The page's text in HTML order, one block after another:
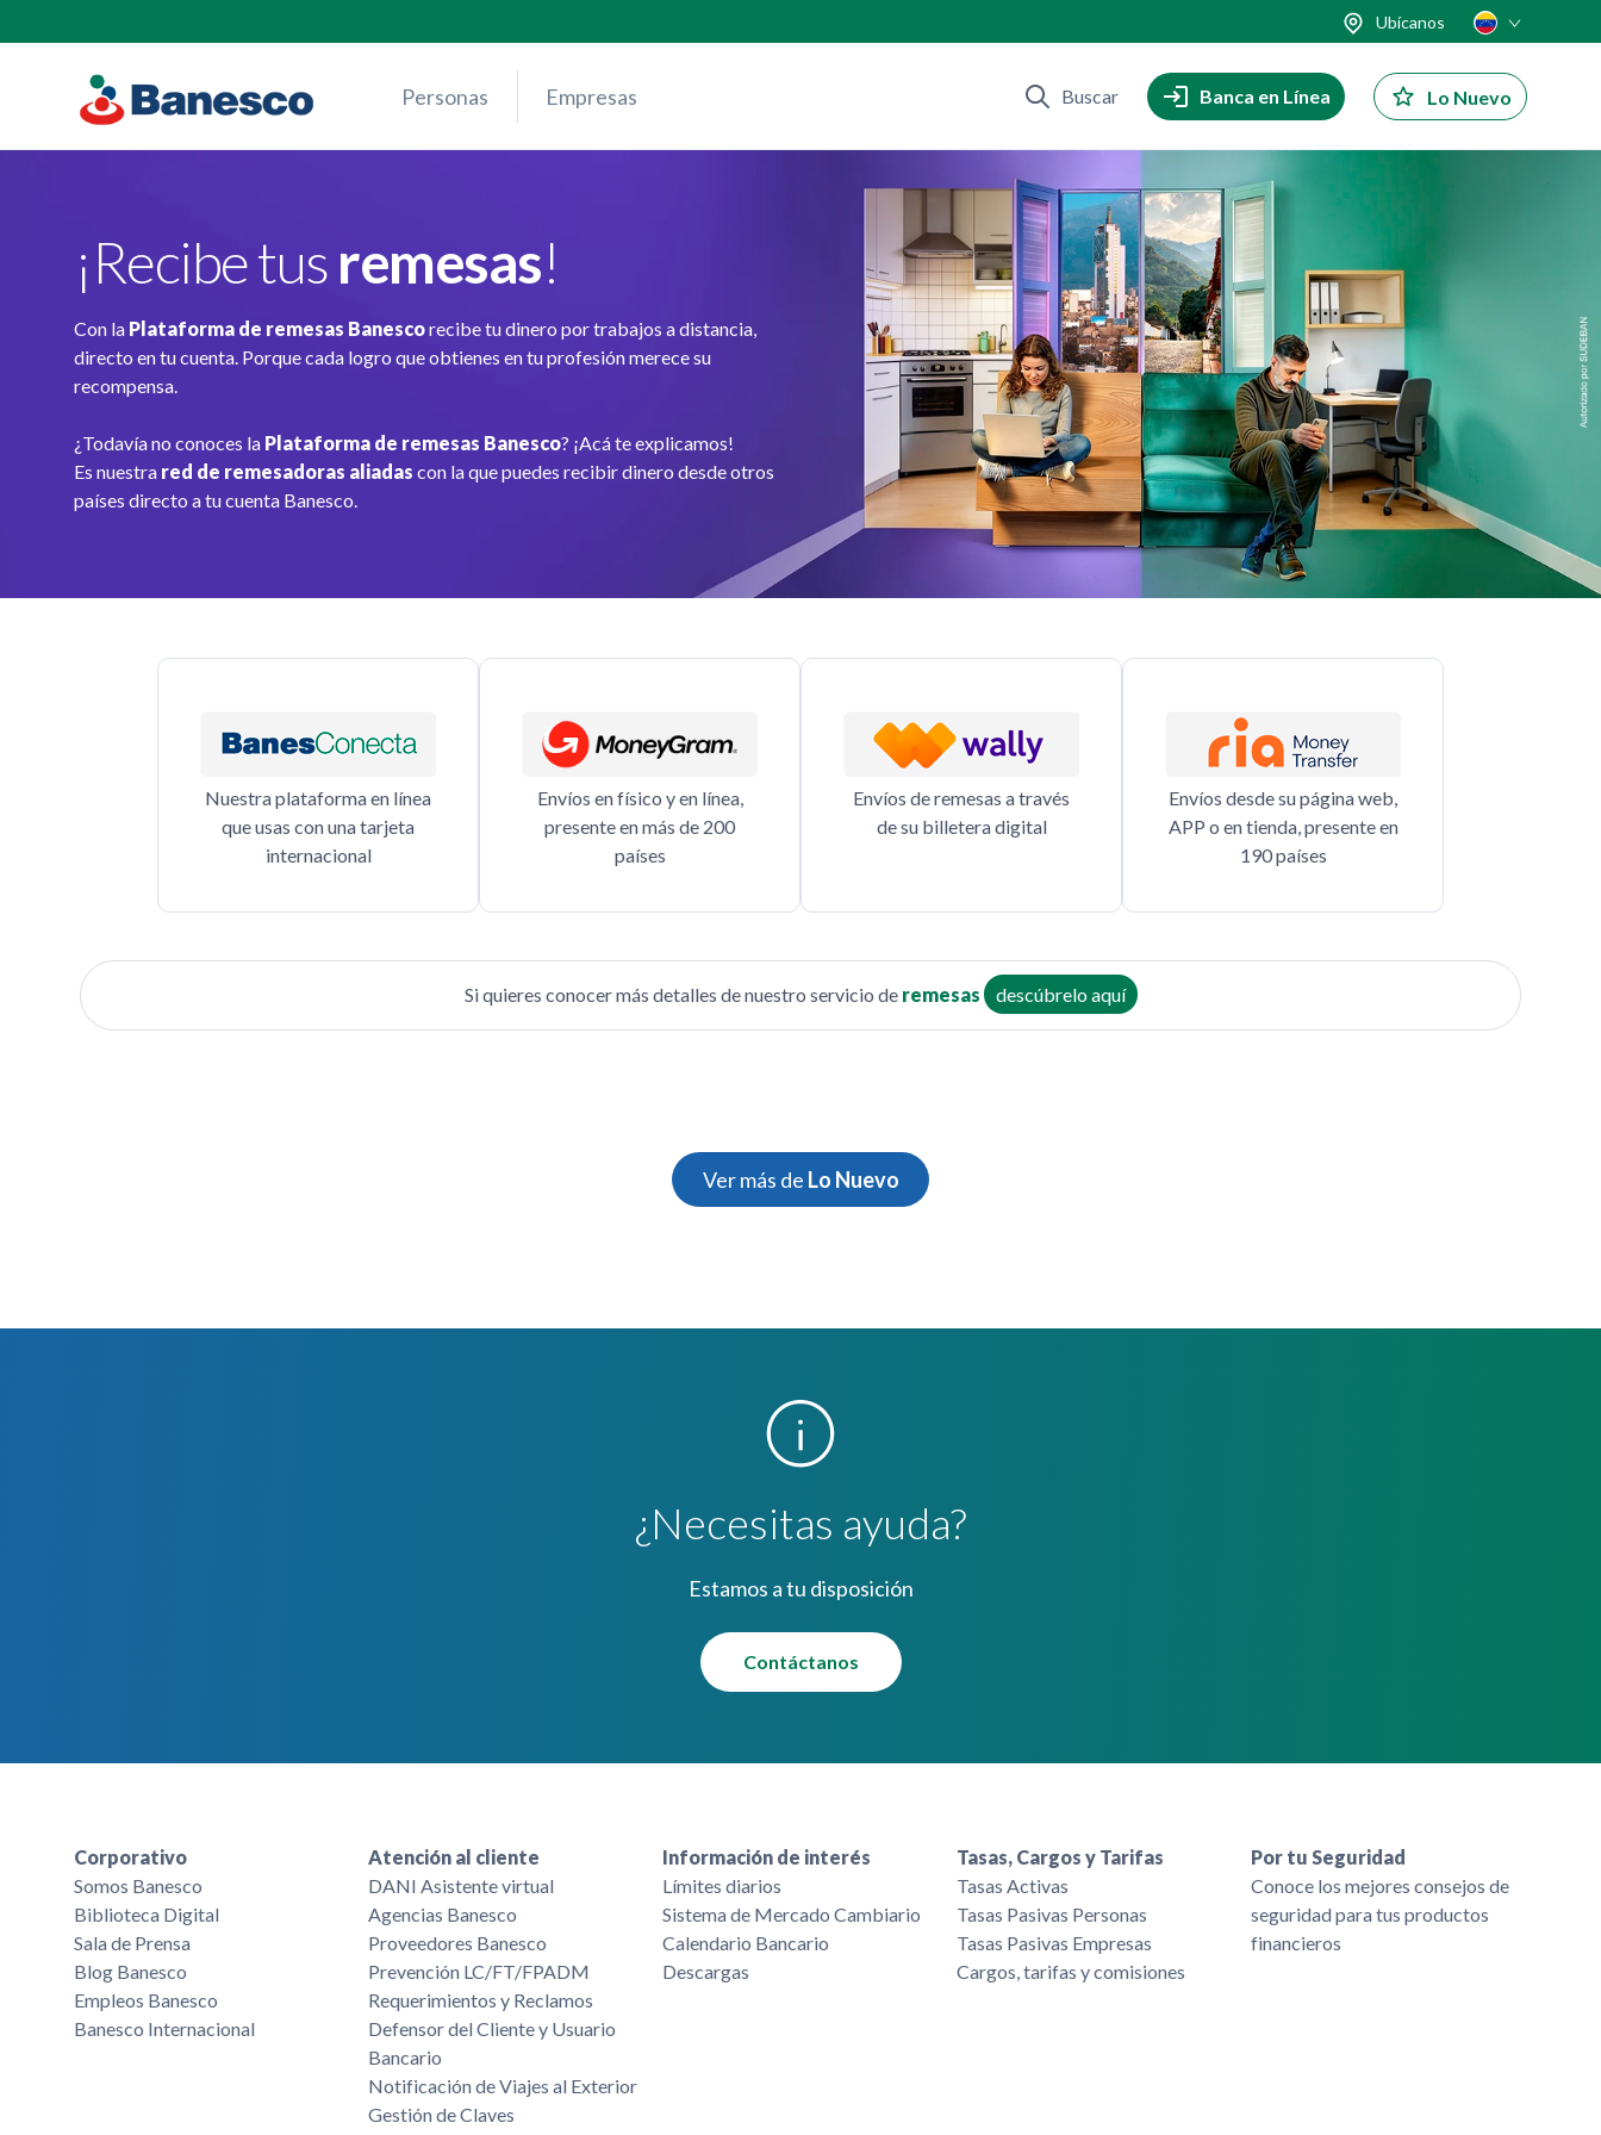
content
Ubícanos
Personas Empresas Buscar Banca en Línea Lo Nuevo
¡Recibe tusremesas!
Con la Plataforma de remesas Banescorecibe tu dinero por trabajos a distancia,
directo en tu cuenta. Porque cada logro que obtienes en tu profesión merece su
recompensa.
¿Todavía no conoces la Plataforma de remesas Banesco? ¡Acá te explicamos!
Es nuestra red de remesadoras aliadas con la que puedes recibir dinero desde otros
países directo a tu cuenta Banesco.
Nuestra plataforma en línea
que usas con una tarjeta
internacional
Envíos en físico y en línea,
presente en más de 200
países
Envíos de remesas a través
de su billetera digital
Envíos desde su página web,
APP o en tienda, presente en
190 países
Si quieres conocer más detalles de nuestro servicio de remesas descúbrelo aquí
Ver más de Lo Nuevo
¿Necesitas ayuda?
Estamos a tu disposición
Contáctanos
Corporativo
Somos Banesco
Biblioteca Digital
Sala de Prensa
Blog Banesco
Empleos Banesco
Banesco Internacional
Atención al cliente
DANI Asistente virtual
Agencias Banesco
Proveedores Banesco
Prevención LC/FT/FPADM
Requerimientos y Reclamos
Defensor del Cliente y Usuario
Bancario
Notificación de Viajes al Exterior
Gestión de Claves
Información de interés
Límites diarios
Sistema de Mercado Cambiario
Calendario Bancario
Descargas
Tasas, Cargos y Tarifas
Tasas Activas
Tasas Pasivas Personas
Tasas Pasivas Empresas
Cargos, tarifas y comisiones
Por tu Seguridad
Conoce los mejores consejos de
seguridad para tus productos
financieros